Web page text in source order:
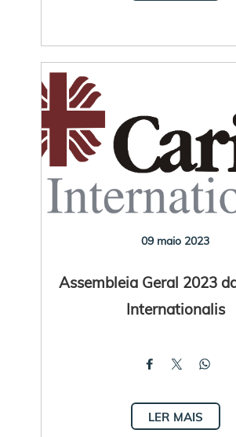
09 maio 2023
Assembleia Geral 2023
Internationalis
LER MAIS